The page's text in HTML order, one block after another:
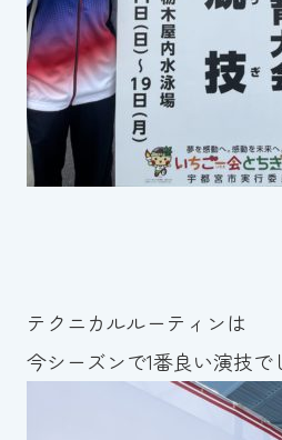
テクニカルルーティンは
今シーズンで1番良い演技で